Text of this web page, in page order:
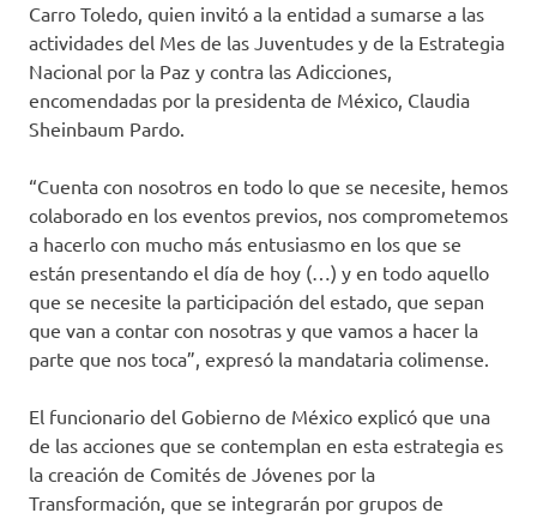
Carro Toledo, quien invitó a la entidad a sumarse a las
actividades del Mes de las Juventudes y de la Estrategia
Nacional por la Paz y contra las Adicciones,
encomendadas por la presidenta de México, Claudia
Sheinbaum Pardo.
“Cuenta con nosotros en todo lo que se necesite, hemos
colaborado en los eventos previos, nos comprometemos
a hacerlo con mucho más entusiasmo en los que se
están presentando el día de hoy (…) y en todo aquello
que se necesite la participación del estado, que sepan
que van a contar con nosotras y que vamos a hacer la
parte que nos toca”, expresó la mandataria colimense.
El funcionario del Gobierno de México explicó que una
de las acciones que se contemplan en esta estrategia es
la creación de Comités de Jóvenes por la
Transformación, que se integrarán por grupos de